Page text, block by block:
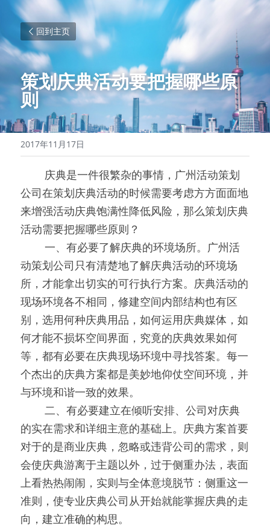
回到主页
策划庆典活动要把握哪些原
则
2017年11月17日
庆典是一件很繁杂的事情，广州活动策划
公司在策划庆典活动的时候需要考虑方方面面地
来增强活动庆典饱满性降低风险，那么策划庆典
活动需要把握哪些原则？
一、有必要了解庆典的环境场所。广州活
动策划公司只有清楚地了解庆典活动的环境场
所，才能拿出切实的可行执行方案。庆典活动的
现场环境各不相同，修建空间内部结构也有区
别，选用何种庆典用品，如何运用庆典媒体，如
何才能不损坏空间界面，究竟的庆典效果如何
等，都有必要在庆典现场环境中寻找答案。每一
个杰出的庆典方案都是美妙地仰仗空间环境，并
与环境和谐一致的效果。
二、有必要建立在倾听安排、公司对庆典
的实在需求和详细主意的基础上。庆典方案首要
对于的是商业庆典，忽略或违背公司的需求，则
会使庆典游离于主题以外，过于侧重办法，表面
上看热热闹闹，实则与全体意境脱节：侧重这一
准则，使专业庆典公司从开始就能掌握庆典的走
向，建立准确的构思。